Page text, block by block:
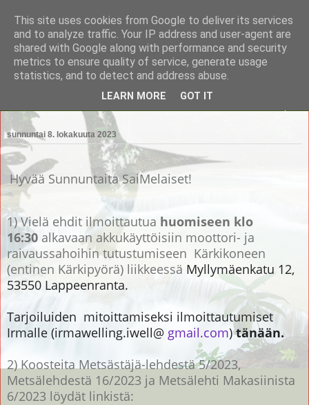
Saimaan Metsänomistajat
Saimaan Metsänomistajat
sunnuntai 8. lokakuuta 2023
Hyvää Sunnuntaita SaiMelaiset!
1) Vielä ehdit ilmoittautua huomiseen klo
16:30 alkavaan akkukäyttöisiin moottori- ja
raivaussahoihin tutustumiseen Kärkikoneen
(entinen Kärkipyörä) liikkeessä Myllymäenkatu 12,
53550 Lappeenranta.
Tarjoiluiden mitoittamiseksi ilmoittautumiset
Irmalle (irmawelling.iwell@ gmail.com) tänään.
2) Koosteita Metsästäjä-lehdestä 5/2023,
Metsälehdestä 16/2023 ja Metsälehti Makasiinista
6/2023 löydät linkistä:
This site uses cookies from Google to deliver its services
and to analyze traffic. Your IP address and user-agent are
shared with Google along with performance and security
metrics to ensure quality of service, generate usage
statistics, and to detect and address abuse.
LEARN MORE GOT IT